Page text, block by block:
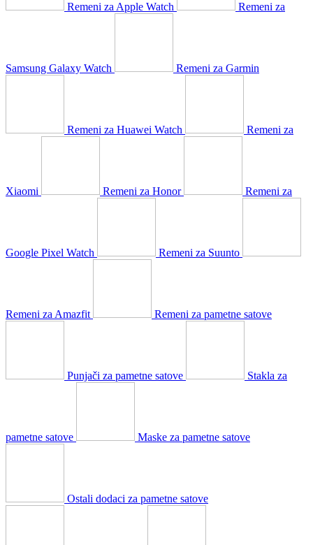
Remeni za Apple Watch Remeni za
Samsung Galaxy Watch Remeni za Garmin
Remeni za Huawei Watch Remeni za
Xiaomi Remeni za Honor Remeni za
Google Pixel Watch Remeni za Suunto
Remeni za Amazfit Remeni za pametne satove
Punjači za pametne satove Stakla za
pametne satove Maske za pametne satove
Ostali dodaci za pametne satove